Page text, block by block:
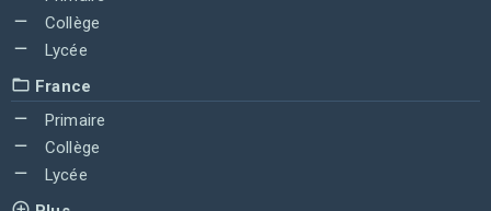
Collège
Lycée
France
Primaire
Collège
Lycée